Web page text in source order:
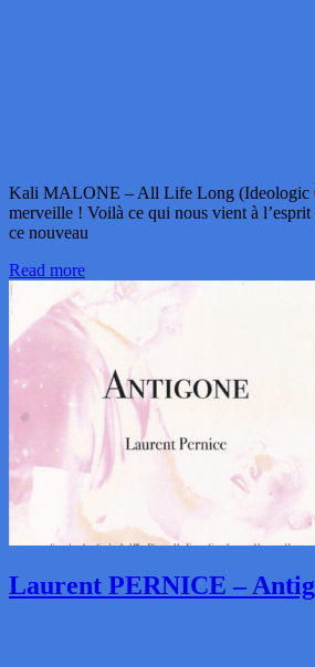
Kali MALONE – All Life Long (Ideologic
merveille ! Voilà ce qui nous vient à l’esprit
ce nouveau
Read more
Laurent PERNICE –